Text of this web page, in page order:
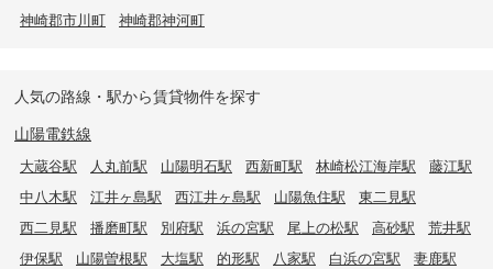
神崎郡市川町
神崎郡神河町
人気の路線・駅から賃貸物件を探す
山陽電鉄線
大蔵谷駅 人丸前駅 山陽明石駅 西新町駅 林崎松江海岸駅
藤江駅
中八木駅
江井ヶ島駅 西江井ヶ島駅 山陽魚住駅
東二見駅
西二見駅
播磨町駅 別府駅 浜の宮駅 尾上の松駅 高砂駅
荒井駅
伊保駅
山陽曽根駅 大塩駅 的形駅 八家駅 白浜の宮駅
妻鹿駅